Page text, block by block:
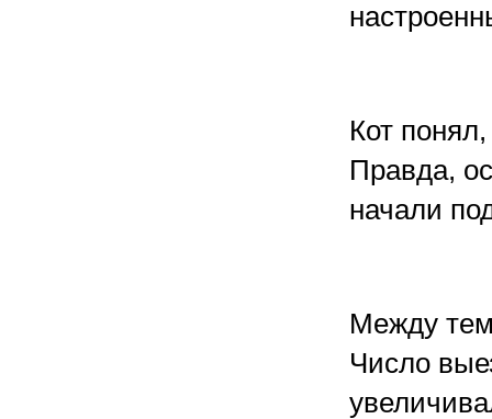
Кот
Правда,
начали
Между
Число